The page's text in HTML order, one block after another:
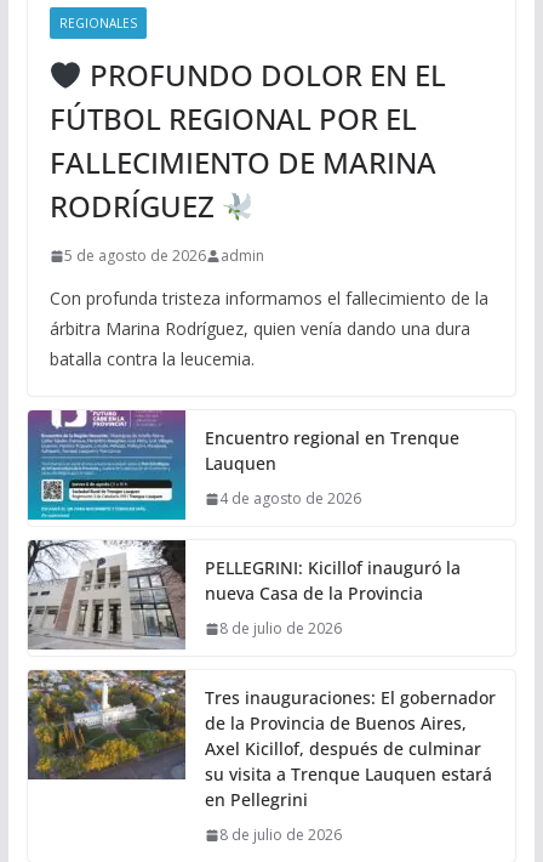
REGIONALES
PROFUNDO DOLOR EN EL
FÚTBOL REGIONAL POR EL
FALLECIMIENTO DE MARINA
RODRÍGUEZ
5 de agosto de 2026 admin
Con profunda tristeza informamos el fallecimiento de la
árbitra Marina Rodríguez, quien venía dando una dura
batalla contra la leucemia.
Encuentro regional en Trenque
Lauquen
4 de agosto de 2026
PELLEGRINI: Kicillof inauguró la
nueva Casa de la Provincia
8 de julio de 2026
Tres inauguraciones: El gobernador
de la Provincia de Buenos Aires,
Axel Kicillof, después de culminar
su visita a Trenque Lauquen estará
en Pellegrini
8 de julio de 2026